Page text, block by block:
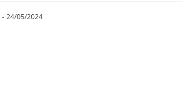
- 24/05/2024